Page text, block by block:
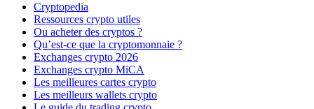
Cryptopedia
Ressources crypto utiles
Ou acheter des cryptos ?
Qu’est-ce que la cryptomonnaie ?
Exchanges crypto 2026
Exchanges crypto MiCA
Les meilleures cartes crypto
Les meilleurs wallets crypto